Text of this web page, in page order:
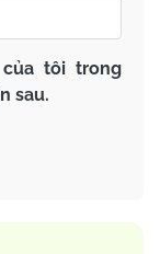
tôi trong
sau.